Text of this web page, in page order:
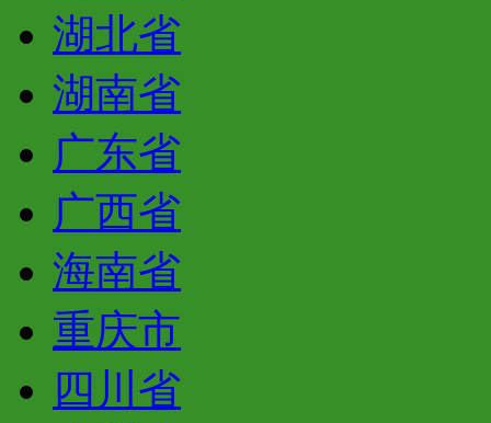
湖北省
湖南省
广东省
广西省
海南省
重庆市
四川省